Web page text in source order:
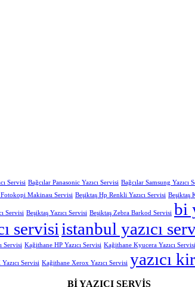
Servisi Bağcılar Panasonic Yazıcı Servisi Bağcılar Samsung Yazıcı
Fotokopi Makinası Servisi Beşiktaş Hp Renkli Yazıcı Servisi Beşiktaş
Servisi Beşiktaş Yazıcı Servisi Beşiktaş Zebra Barkod Servisi bi
servisi istanbul yazıcı
Servisi Kağithane HP Yazıcı Servisi Kağithane Kyucera Yazıcı Servisi
Servisi Kağithane Xerox Yazıcı Servisi yazıcı
Bİ YAZICI SERVİS